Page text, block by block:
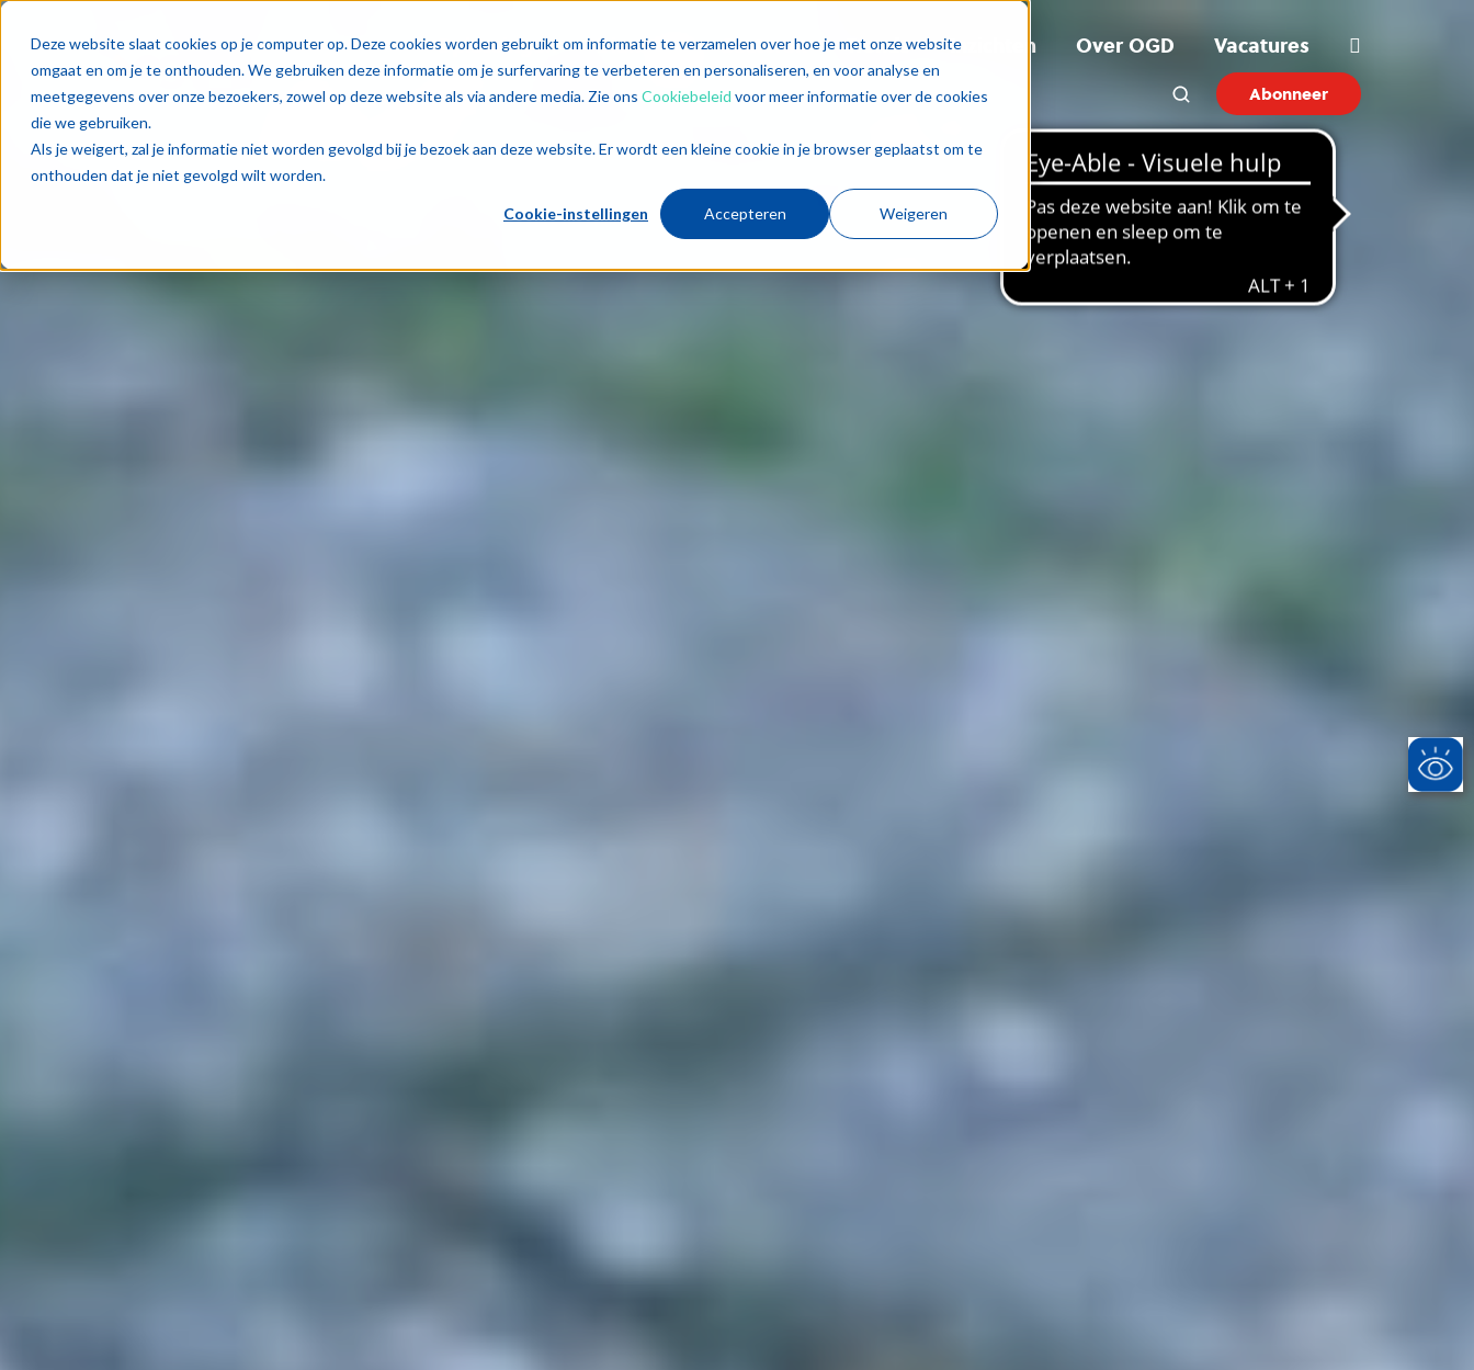
Deze website slaat cookies op je computer op. Deze cookies worden gebruikt om informatie te verzamelen over hoe je met onze website
omgaat en om je te onthouden. We gebruiken deze informatie om je surfervaring te verbeteren en personaliseren, en voor analyse en
meetgegevens over onze bezoekers, zowel op deze website als via andere media. Zie ons Cookiebeleid voor meer informatie over de cookies
die we gebruiken.
Als je weigert, zal je informatie niet worden gevolgd bij je bezoek aan deze website. Er wordt een kleine cookie in je browser geplaatst om te
onthouden dat je niet gevolgd wilt worden.
Cookie-instellingen Accepteren Weigeren
Oplossingen Diensten Sectoren Trends Inzichten Over OGD Vacatures
Abonneer